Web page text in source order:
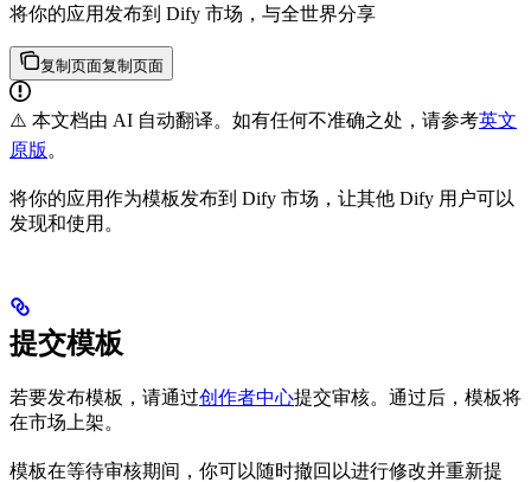
将你的应用发布到 Dify 市场，与全世界分享
复制页面复制页面
⚠️ 本文档由 AI 自动翻译。如有任何不准确之处，请参考英文
原版 。
将你的应用作为模板发布到 Dify 市场，让其他 Dify 用户可以
发现和使用。
提交模板
若要发布模板，请通过创作者中心提交审核。通过后，模板将
在市场上架。
模板在等待审核期间，你可以随时撤回以进行修改并重新提